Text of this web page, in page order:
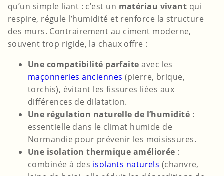
qu’un simple liant : c’est un matériau vivant qui
respire, régule l’humidité et renforce la structure
des murs. Contrairement au ciment moderne,
souvent trop rigide, la chaux offre :
Une compatibilité parfaite avec les
maçonneries anciennes (pierre, brique,
torchis), évitant les fissures liées aux
différences de dilatation.
Une régulation naturelle de l’humidité :
essentielle dans le climat humide de
Normandie pour prévenir les moisissures.
Une isolation thermique améliorée :
combinée à des isolants naturels (chanvre,